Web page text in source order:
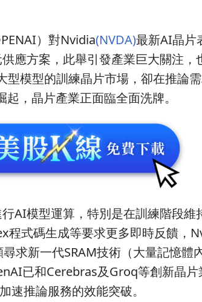
）對Nvidia(NVDA)最新AI晶片
應方案，此舉引發產業巨大關注，
模型的訓練晶片市場，卻在推論
，晶片產業正面臨全面洗牌。
AI模型運算，特別是在訓練階段維
程式碼生成等要求更多即時反饋，
求新一代SRAM技術（大量記憶體
已和Cerebras及Groq等創新晶片
速推論服務的效能突破。